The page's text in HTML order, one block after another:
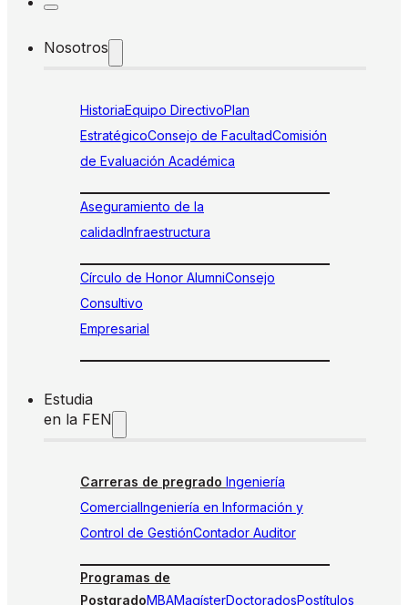
Nosotros
HistoriaEquipo DirectivoPlan
EstratégicoConsejo de FacultadComisión
de Evaluación Académica
Aseguramiento de la
calidadInfraestructura
Círculo de Honor AlumniConsejo
Consultivo
Empresarial
Estudia
en la FEN
Carreras de pregrado Ingeniería
ComercialIngeniería en Información y
Control de GestiónContador Auditor
Programas de
PostgradoMBAMagísterDoctoradosPostítulos